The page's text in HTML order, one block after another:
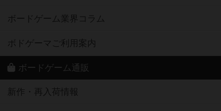
ボードゲーム業界コラム
ボドゲーマご利用案内
ボードゲーム通販
新作・再入荷情報